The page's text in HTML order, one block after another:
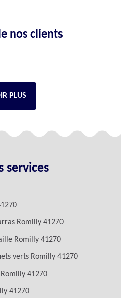
nos clients
PLUS
services
Romilly 41270
Romilly 41270
verts Romilly 41270
41270
41270